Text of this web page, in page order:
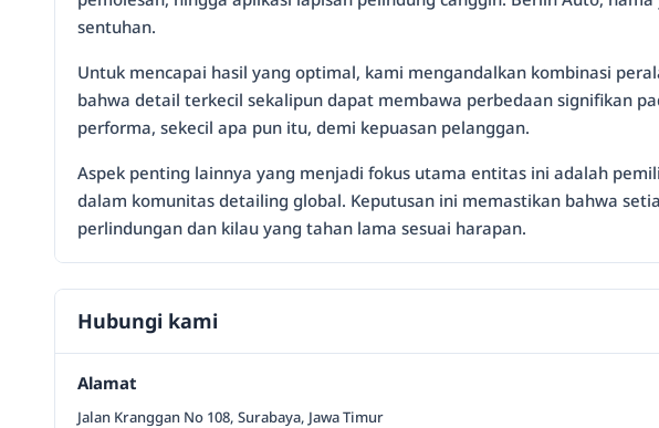
sentuhan.
Untuk mencapai hasil yang optimal, kami mengandalkan kombinasi
bahwa detail terkecil sekalipun dapat membawa perbedaan signifikan
performa, sekecil apa pun itu, demi kepuasan pelanggan.
Aspek penting lainnya yang menjadi fokus utama entitas ini adalah
dalam komunitas detailing global. Keputusan ini memastikan bahwa
perlindungan dan kilau yang tahan lama sesuai harapan.
Hubungi kami
Alamat
Jalan Kranggan No 108, Surabaya, Jawa Timur